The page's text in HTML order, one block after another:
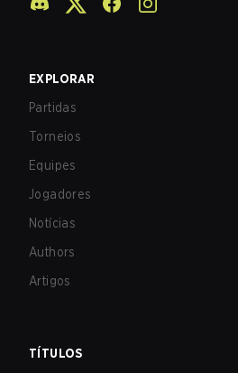
EXPLORAR
Partidas
Torneios
Equipes
Jogadores
Notícias
Authors
Artigos
TÍTULOS